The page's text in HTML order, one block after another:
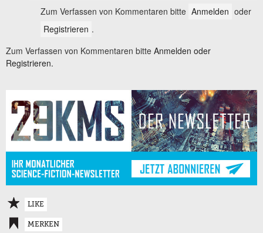
Zum Verfassen von Kommentaren bitte Anmelden oder
Registrieren .
Zum Verfassen von Kommentaren bitte Anmelden oder
Registrieren.
LIKE
MERKEN